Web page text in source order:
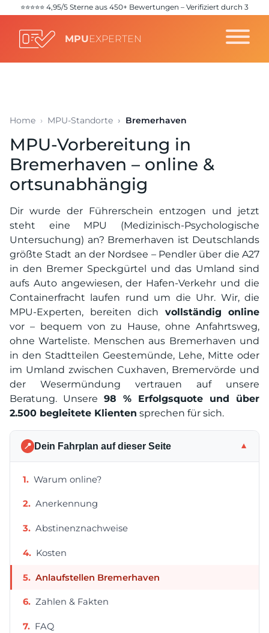
⭐️⭐️⭐️⭐️⭐️ 4,95/5 Sterne aus 450+ Bewertungen – Verifiziert durch 3
MPUEXPERTEN
Home MPU-Standorte Bremerhaven
MPU-Vorbereitung in
Bremerhaven – online &
ortsunabhängig
Dir wurde der Führerschein entzogen und jetzt
steht eine MPU (Medizinisch-Psychologische
Untersuchung) an? Bremerhaven ist Deutschlands
größte Stadt an der Nordsee – Pendler über die A27
in den Bremer Speckgürtel und das Umland sind
aufs Auto angewiesen, der Hafen-Verkehr und die
Containerfracht laufen rund um die Uhr. Wir, die
MPU-Experten, bereiten dich vollständig online
vor – bequem von zu Hause, ohne Anfahrtsweg,
ohne Warteliste. Menschen aus Bremerhaven und
in den Stadtteilen Geestemünde, Lehe, Mitte oder
im Umland zwischen Cuxhaven, Bremervörde und
der Wesermündung vertrauen auf unsere
Beratung. Unsere 98 % Erfolgsquote und über
2.500 begleitete Klienten sprechen für sich.
📍 Dein Fahrplan auf dieser Seite ▼
Warum online?
Anerkennung
Abstinenznachweise
Kosten
Anlaufstellen Bremerhaven
Zahlen & Fakten
FAQ